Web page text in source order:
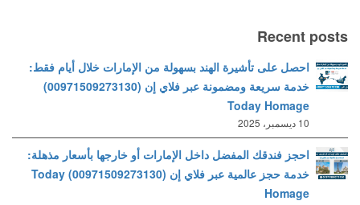
Recent posts
احصل على تأشيرة الهند بسهولة من الإمارات خلال أيام فقط:
خدمة سريعة ومضمونة عبر فلاي إن (00971509273130)
Today Homage
10 ديسمبر، 2025
احجز فندقك المفضل داخل الإمارات أو خارجها بأسعار مذهلة:
خدمة حجز عالمية عبر فلاي إن (00971509273130) Today
Homage